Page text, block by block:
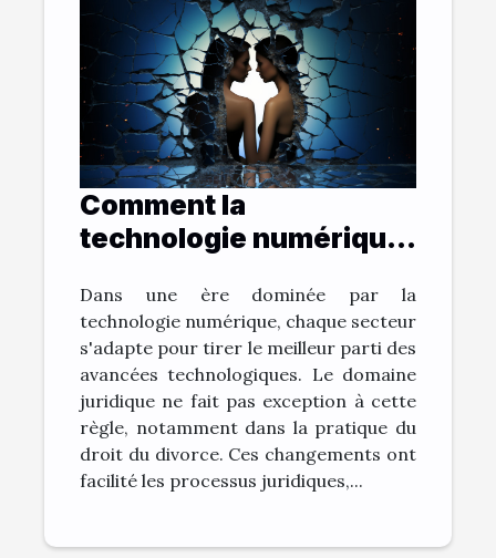
Comment la
technologie numérique
droit du divorce
Dans une ère dominée par la
technologie numérique, chaque secteur
s'adapte pour tirer le meilleur parti des
avancées technologiques. Le domaine
juridique ne fait pas exception à cette
règle, notamment dans la pratique du
droit du divorce. Ces changements ont
facilité les processus juridiques,...